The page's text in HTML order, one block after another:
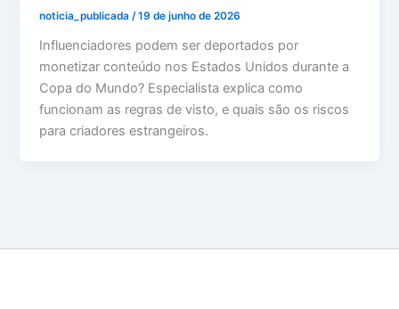
noticia_publicada/19 de junho de 2026
Influenciadores podem ser deportados por
monetizar conteúdo nos Estados Unidos durante a
Copa do Mundo? Especialista explica como
funcionam as regras de visto, e quais são os riscos
para criadores estrangeiros.